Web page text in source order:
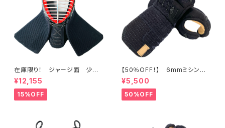
在庫限り！ ジャージ面 少年
用
¥12,155
15%OFF
【50％OFF！】 6mmミシン
刺 少年用甲手
¥5,500
50%OFF